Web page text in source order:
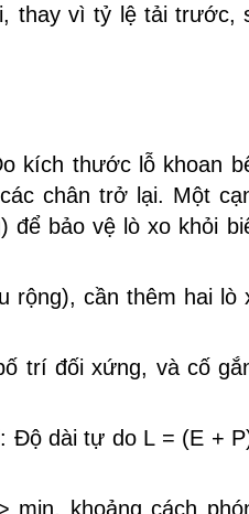
thay vì tỷ lệ tải trước,
kích thước lỗ khoan
chân trở lại. Một
để bảo vệ lò xo khỏi
rộng), cần thêm hai lò
trí đối xứng, và cố
Độ dài tự do L = (E +
min. khoảng cách